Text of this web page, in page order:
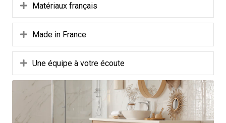
Déplier
Matériaux français
Déplier
Made in France
Déplier
Une équipe à votre écoute